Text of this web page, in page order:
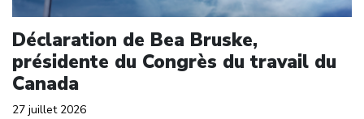
Déclaration de Bea Bruske,
présidente du Congrès du travail du
Canada
27 juillet 2026